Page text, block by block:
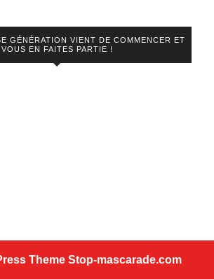
GÉNÉRATION VIENT DE COMMENCER ET
VOUS EN FAITES PARTIE !
ThemeStop-mascarade.com